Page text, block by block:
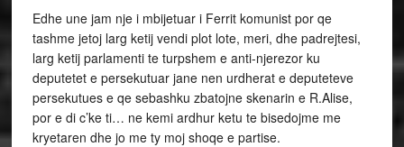
Edhe une jam nje i mbijetuar i Ferrit komunist por qe
tashme jetoj larg ketij vendi plot lote, meri, dhe padrejtesi,
larg ketij parlamenti te turpshem e anti-njerezor ku
deputetet e persekutuar jane nen urdherat e deputeteve
persekutues e qe sebashku zbatojne skenarin e R.Alise,
por e di c’ke ti… ne kemi ardhur ketu te bisedojme me
kryetaren dhe jo me ty moj shoqe e partise.